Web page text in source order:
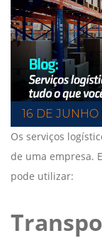
16 DE JUNHO
Os serviços
de uma empresa.
pode utilizar: